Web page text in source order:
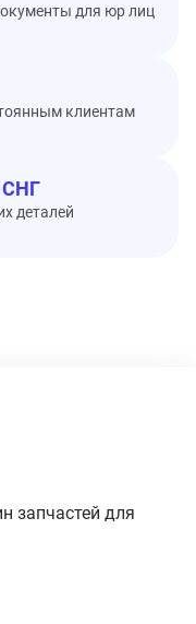
для юр лиц
клиентам
СНГ
деталей
запчастей для